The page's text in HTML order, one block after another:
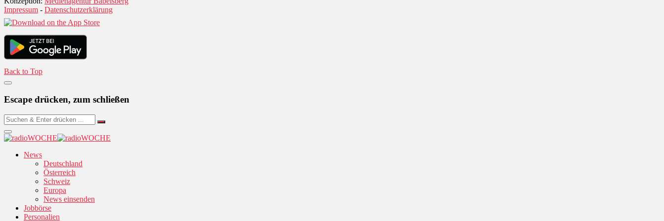
Impressum - Datenschutzerklärung
Back to Top
Escape drücken, zum schließen
News
Deutschland
Österreich
Schweiz
Europa
News einsenden
Jobbörse
Personalien